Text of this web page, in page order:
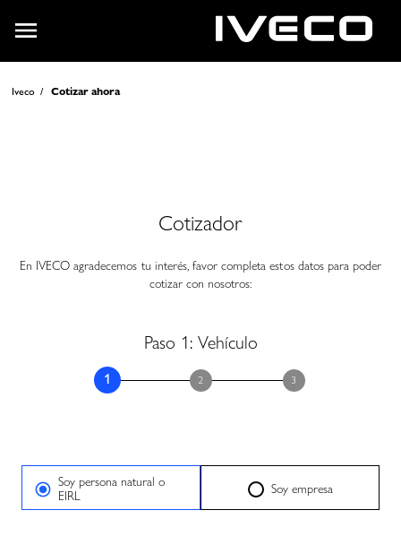
Iveco Cotizar ahora
Cotizador
En IVECO agradecemos tu interés, favor completa estos datos para poder
cotizar con nosotros:
Paso 1: Vehículo
Soy persona natural o
EIRL
Soy empresa